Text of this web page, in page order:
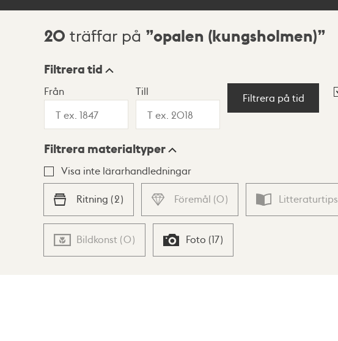
Sökresultat
20 träffar på opalen (kungsholmen)
Visningsläge
Lista Karta
Filtrera tid
Från Till
Filtrera på tid
Filtrera materialtyper
Visa inte lärarhandledningar
Ritning (2) Föremål (0) Litteraturtips
Bildkonst (0) Foto (17)